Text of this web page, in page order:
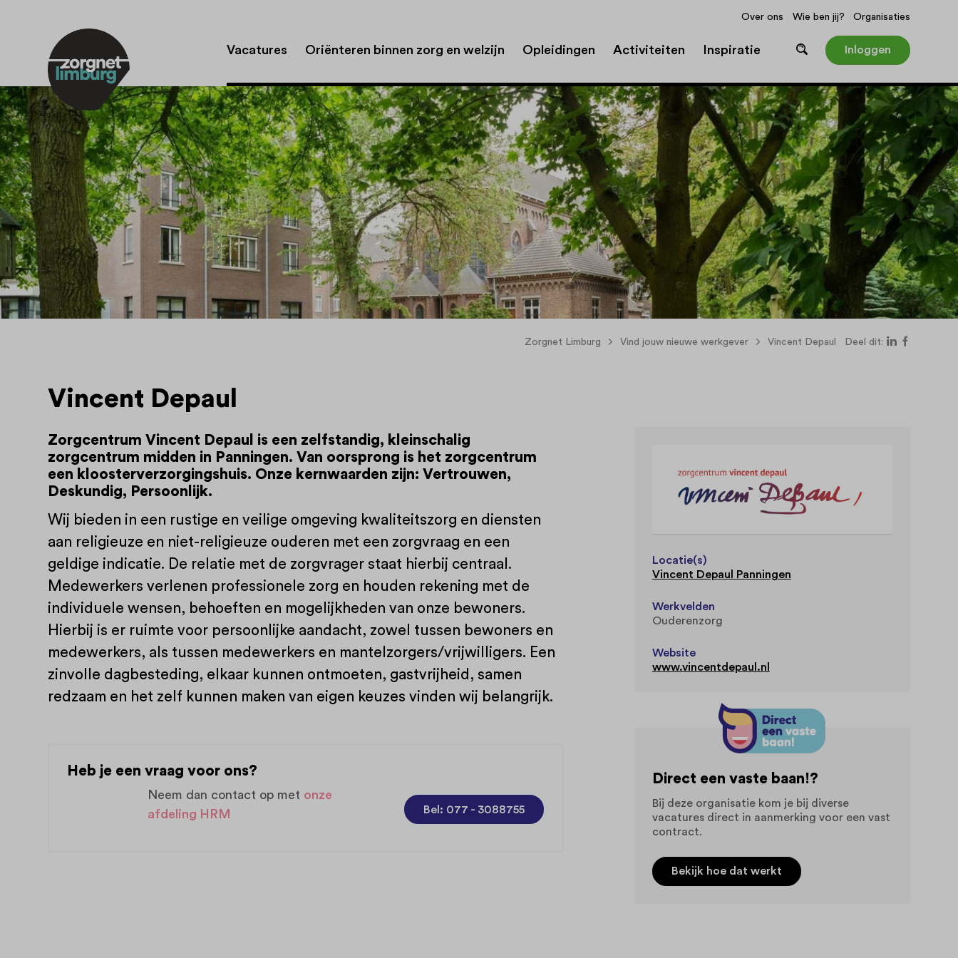
Over ons Wie ben jij? Organisaties
Vacatures Oriënteren binnen zorg en welzijn Opleidingen Activiteiten Inspiratie Inloggen
Zorgnet Limburg Vind jouw nieuwe werkgever Vincent Depaul Deel dit:
Vincent Depaul
Zorgcentrum Vincent Depaul is een zelfstandig, kleinschalig
zorgcentrum midden in Panningen. Van oorsprong is het zorgcentrum
een kloosterverzorgingshuis. Onze kernwaarden zijn: Vertrouwen,
Deskundig, Persoonlijk.
Wij bieden in een rustige en veilige omgeving kwaliteitszorg en diensten
aan religieuze en niet-religieuze ouderen met een zorgvraag en een
geldige indicatie. De relatie met de zorgvrager staat hierbij centraal.
Medewerkers verlenen professionele zorg en houden rekening met de
individuele wensen, behoeften en mogelijkheden van onze bewoners.
Hierbij is er ruimte voor persoonlijke aandacht, zowel tussen bewoners en
medewerkers, als tussen medewerkers en mantelzorgers/vrijwilligers. Een
zinvolle dagbesteding, elkaar kunnen ontmoeten, gastvrijheid, samen
redzaam en het zelf kunnen maken van eigen keuzes vinden wij belangrijk.
Heb je een vraag voor ons?
Neem dan contact op met onze
afdeling HRM
Bel: 077 - 3088755
Locatie(s)
Vincent Depaul Panningen
Werkvelden
Ouderenzorg
Website
www.vincentdepaul.nl
Direct een vaste baan!?
Bij deze organisatie kom je bij diverse
vacatures direct in aanmerking voor een vast
contract.
Bekijk hoe dat werkt